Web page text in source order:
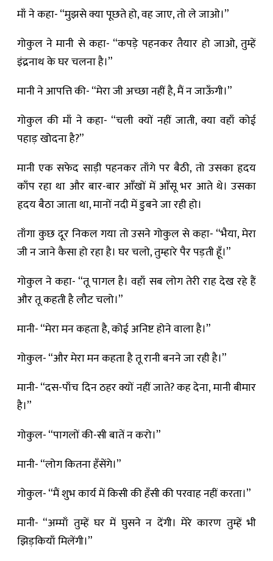
माँ ने कहा- “मुझसे क्या पूछते हो, वह जाए, तो ले जाओ।”
गोकुल ने मानी से कहा- “कपड़े पहनकर तैयार हो जाओ, तुम्हें
इंद्रनाथ के घर चलना है।”
मानी ने आपत्ति की- “मेरा जी अच्छा नहीं है, मैं न जाऊँगी।”
गोकुल की माँ ने कहा- “चली क्यों नहीं जाती, क्या वहाँ कोई
पहाड़ खोदना है?”
मानी एक सफेद साड़ी पहनकर ताँगे पर बैठी, तो उसका हृदय
काँप रहा था और बार-बार आँखों में आँसू भर आते थे। उसका
हृदय बैठा जाता था, मानों नदी में डुबने जा रही हो।
ताँगा कुछ दूर निकल गया तो उसने गोकुल से कहा- “भैया, मेरा
जी न जाने कैसा हो रहा है। घर चलो, तुम्हारे पैर पड़ती हूँ।”
गोकुल ने कहा- “तू पागल है। वहाँ सब लोग तेरी राह देख रहे हैं
और तू कहती है लौट चलो।”
मानी- “मेरा मन कहता है, कोई अनिष्ट होने वाला है।”
गोकुल- “और मेरा मन कहता है तू रानी बनने जा रही है।”
मानी- “दस-पाँच दिन ठहर क्यों नहीं जाते? कह देना, मानी बीमार
है।”
गोकुल- “पागलों की-सी बातें न करो।”
मानी- “लोग कितना हँसेंगे।”
गोकुल- “मैं शुभ कार्य में किसी की हँसी की परवाह नहीं करता।”
मानी- “अम्माँ तुम्हें घर में घुसने न देंगी। मेरे कारण तुम्हें भी
झिड़कियाँ मिलेंगी।”